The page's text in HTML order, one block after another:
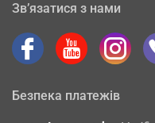
Зв’язатися з нами
Безпека платежів